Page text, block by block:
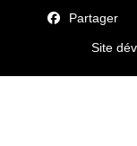
Partager
Site